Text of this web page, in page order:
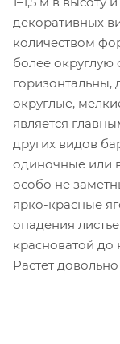
декоративных
количеством
более округлую
горизонтальны,
округлые,
является
других видов
одиночные или
особо не
ярко-красные
опадения
красноватой до
Растёт